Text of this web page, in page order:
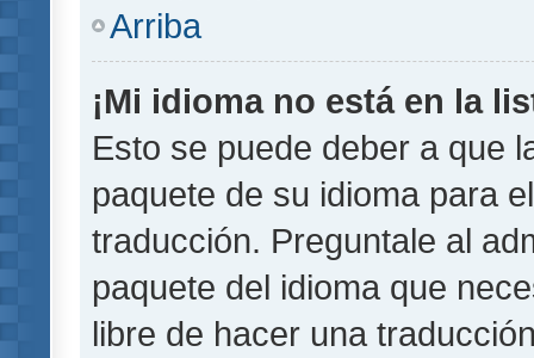
Arriba
¡Mi idioma no está en la
Esto se puede deber a que
paquete de su idioma para
traducción. Preguntale al
paquete del idioma que
libre de hacer una